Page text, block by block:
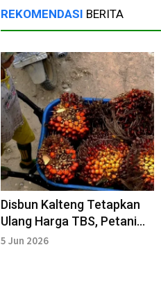
REKOMENDASI BERITA
Disbun Kalteng Tetapkan
Ulang Harga TBS, Petani
Diminta Waspada
5 Jun 2026